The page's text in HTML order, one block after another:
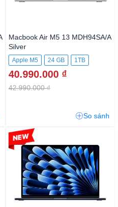
Macbook Air M5 13 MDH94SA/A
Silver
Apple M5 24 GB 1TB
40.990.000 ₫
42.990.000 ₫
So sánh
-4%